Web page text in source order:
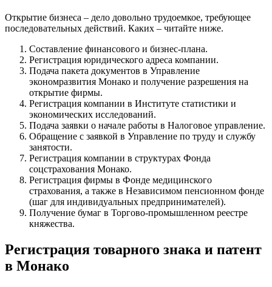
Открытие бизнеса – дело довольно трудоемкое, требующее
последовательных действий. Каких – читайте ниже.
Составление финансового и бизнес-плана.
Регистрация юридического адреса компании.
Подача пакета документов в Управление
экономразвития Монако и получение разрешения на
открытие фирмы.
Регистрация компании в Институте статистики и
экономических исследований.
Подача заявки о начале работы в Налоговое управление.
Обращение с заявкой в Управление по труду и службу
занятости.
Регистрация компании в структурах Фонда
соцстрахования Монако.
Регистрация фирмы в Фонде медицинского
страхования, а также в Независимом пенсионном фонде
(шаг для индивидуальных предпринимателей).
Получение бумаг в Торгово-промышленном реестре
княжества.
Регистрация товарного знака и патент
в Монако